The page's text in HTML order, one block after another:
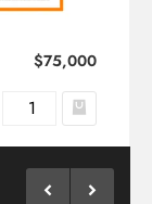
$75,000